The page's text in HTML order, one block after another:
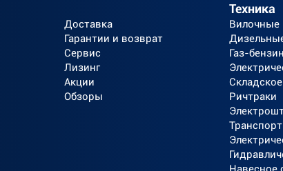
Доставка
Гарантии и возврат
Сервис
Лизинг
Акции
Обзоры
Техника
Вилочные
Газ-
Ричтраки